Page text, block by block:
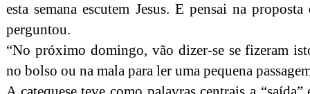
esta semana escutem Jesus. E pensai na
perguntou.
“No próximo domingo, vão dizer-se se fizeram
no bolso ou na mala para ler uma pequena